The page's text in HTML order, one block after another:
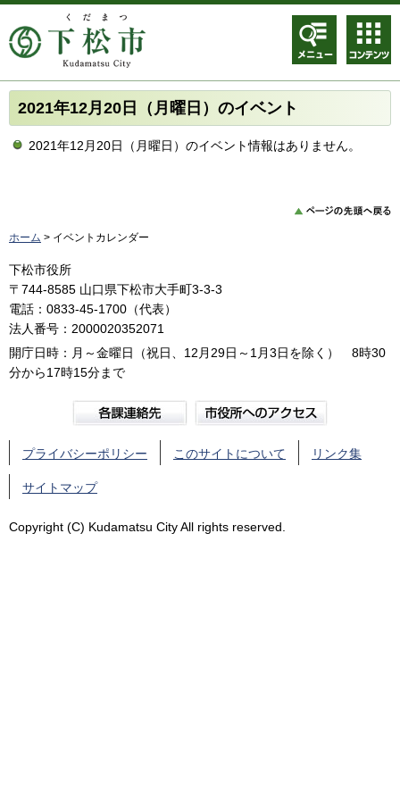
メニュ
ー
コンテ
ンツメ
ニュー
2021年12月20日（月曜日）のイベント
2021年12月20日（月曜日）のイベント情報はありません。
ホーム > イベントカレンダー
下松市役所
〒744-8585 山口県下松市大手町3-3-3
電話：0833-45-1700（代表）
法人番号：2000020352071
開庁日時：月～金曜日（祝日、12月29日～1月3日を除く） 8時30
分から17時15分まで
プライバシーポリシー このサイトについて リンク集
サイトマップ
Copyright (C) Kudamatsu City All rights reserved.